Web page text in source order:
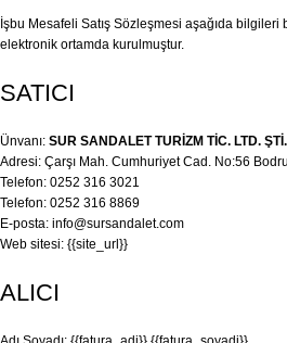
İşbu Mesafeli Satış Sözleşmesi aşağıda bilgileri
elektronik ortamda kurulmuştur.
SATICI
Ünvanı: SUR SANDALET TURİZM TİC. LTD. ŞTİ.
Adresi: Çarşı Mah. Cumhuriyet Cad. No:56
Telefon: 0252 316 3021
Telefon: 0252 316 8869
E-posta: info@sursandalet.com
Web sitesi: {{site_url}}
ALICI